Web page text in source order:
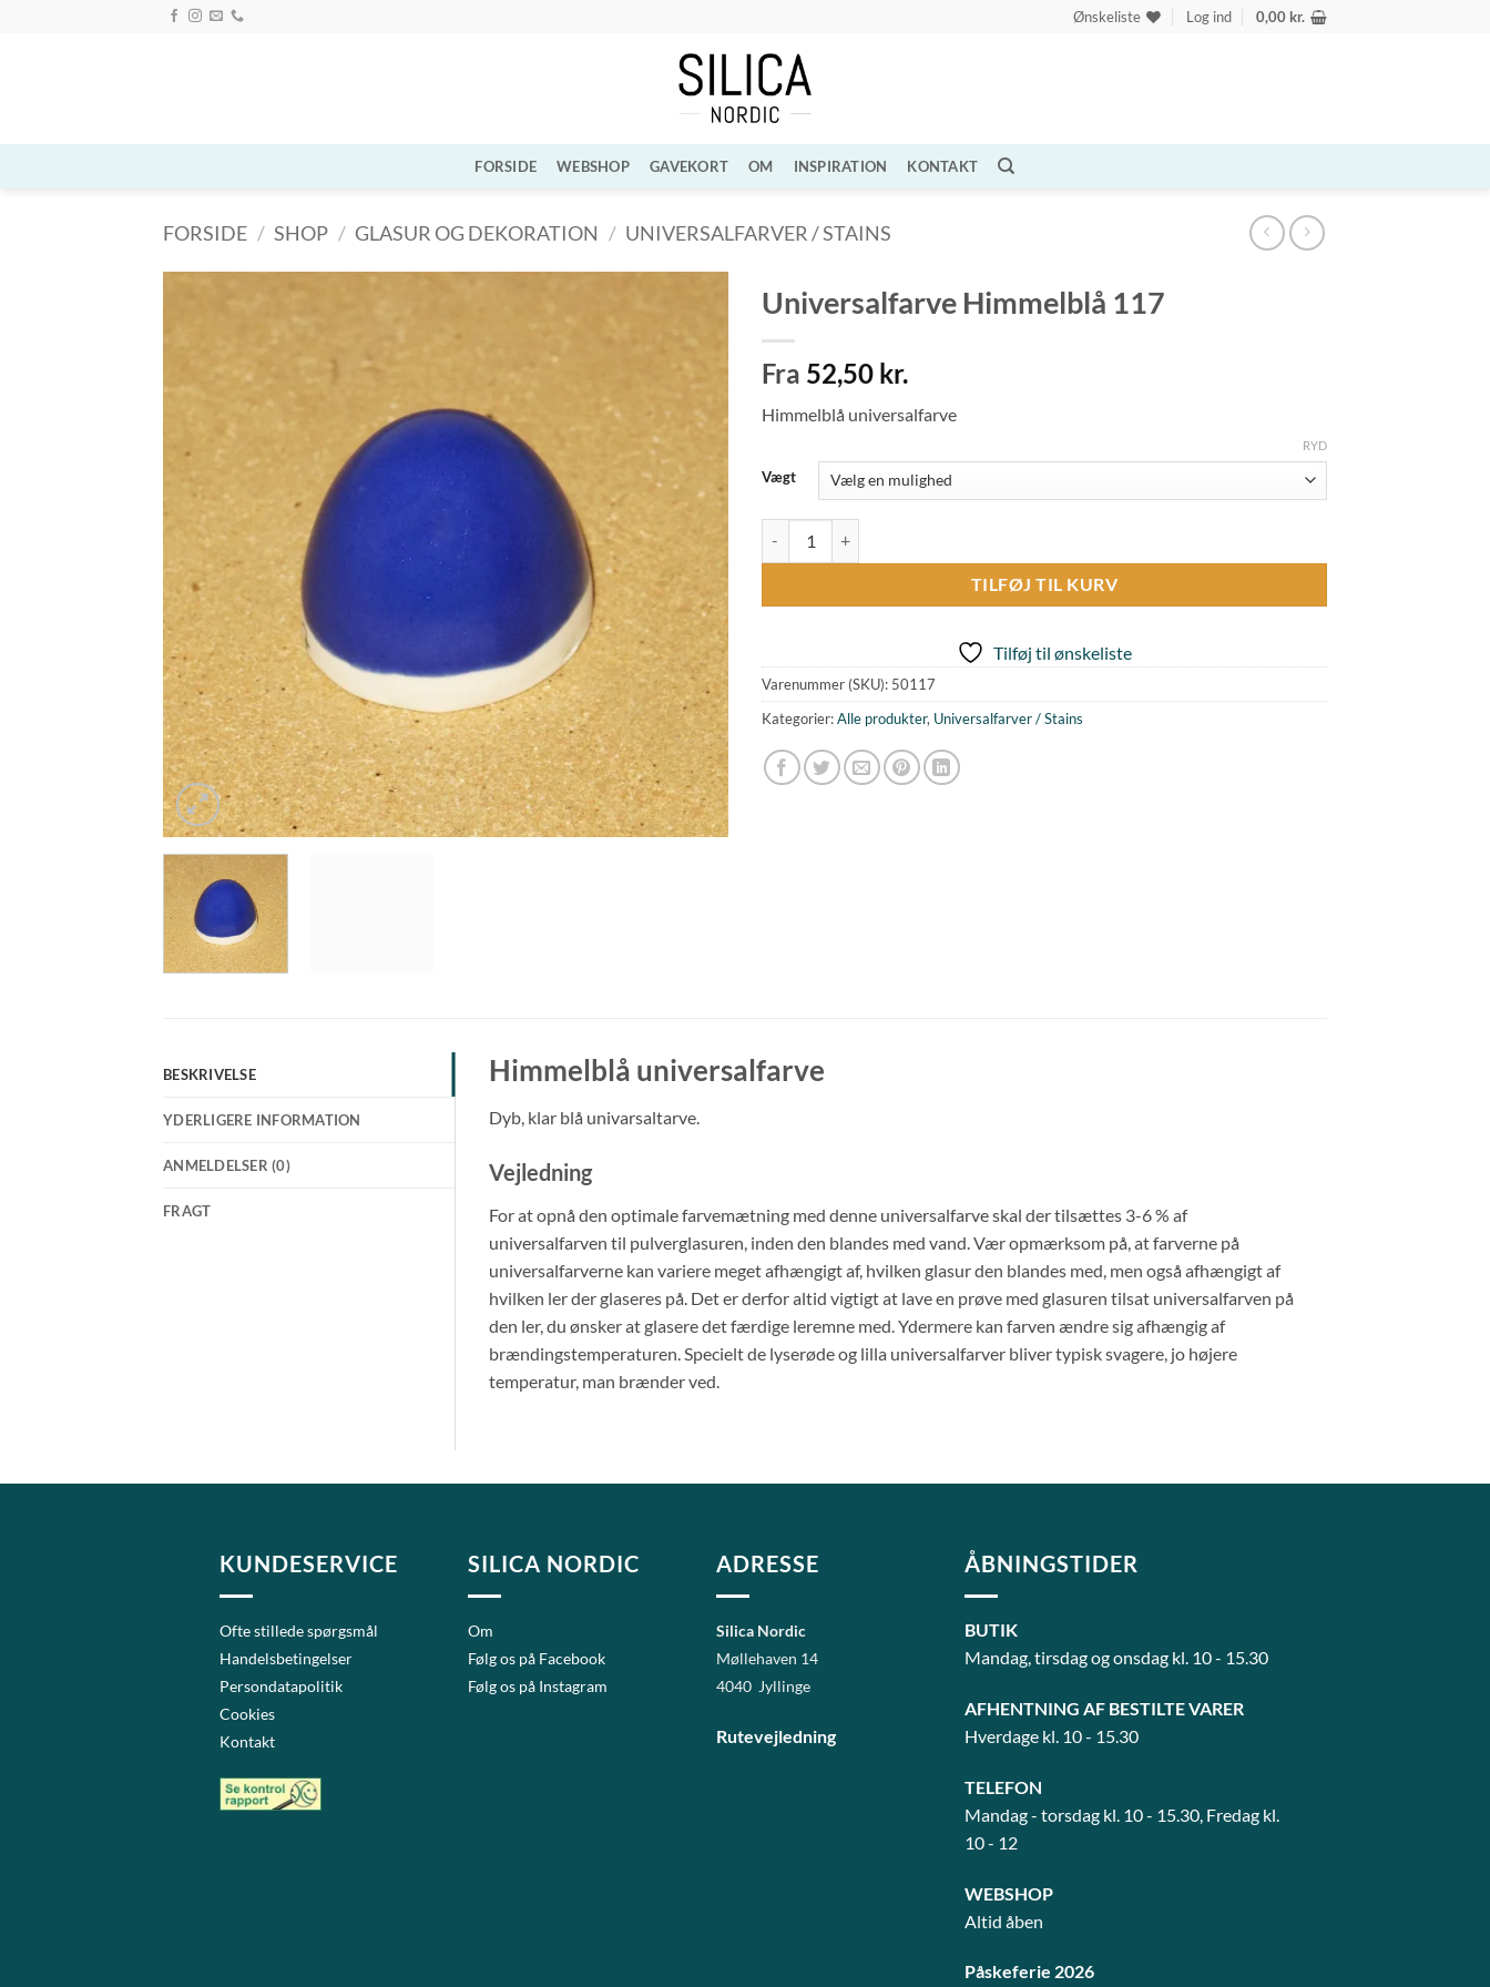
Ønskeliste Log ind 0,00 kr.
FORSIDE WEBSHOP GAVEKORT OM INSPIRATION KONTAKT
FORSIDE / SHOP / GLASUR OG DEKORATION / UNIVERSALFARVER / STAINS
Tilføj til
Universalfarve Himmelblå 117
Fra 52,50 kr.
Himmelblå universalfarve
Vægt
RYD
TILFØJ TIL KURV
Tilføj til ønskeliste
Varenummer (SKU): 50117
Kategorier:Alle produkter, Universalfarver / Stains
BESKRIVELSE
YDERLIGERE INFORMATION
ANMELDELSER (0)
FRAGT
Himmelblå universalfarve
Dyb, klar blå univarsaltarve.
Vejledning
For at opnå den optimale farvemætning med denne universalfarve skal der tilsættes 3-6 % af
universalfarven til pulverglasuren, inden den blandes med vand. Vær opmærksom på, at farverne på
universalfarverne kan variere meget afhængigt af, hvilken glasur den blandes med, men også afhængigt af
hvilken ler der glaseres på. Det er derfor altid vigtigt at lave en prøve med glasuren tilsat universalfarven på
den ler, du ønsker at glasere det færdige leremne med. Ydermere kan farven ændre sig afhængig af
brændingstemperaturen. Specielt de lyserøde og lilla universalfarver bliver typisk svagere, jo højere
temperatur, man brænder ved.
KUNDESERVICE
Ofte stillede spørgsmål
Handelsbetingelser
Persondatapolitik
Cookies
Kontakt
SILICA NORDIC
Om
Følg os på Facebook
Følg os på Instagram
ADRESSE
Silica Nordic
Møllehaven 14
4040 Jyllinge
Rutevejledning
ÅBNINGSTIDER
BUTIK
Mandag, tirsdag og onsdag kl. 10 - 15.30
AFHENTNING AF BESTILTE VARER
Hverdage kl. 10 - 15.30
TELEFON
Mandag - torsdag kl. 10 - 15.30, Fredag kl.
10 - 12
WEBSHOP
Altid åben
Påskeferie 2026